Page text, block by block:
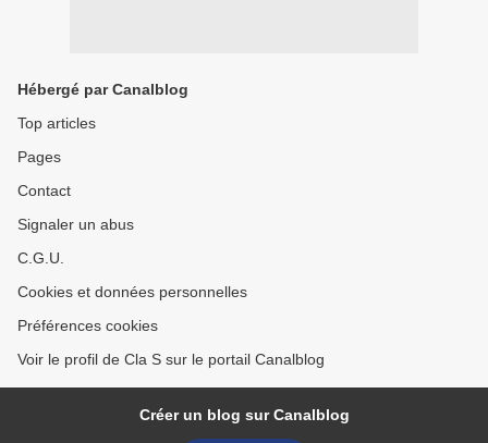
Hébergé par Canalblog
Top articles
Pages
Contact
Signaler un abus
C.G.U.
Cookies et données personnelles
Préférences cookies
Voir le profil de Cla S sur le portail Canalblog
Créer un blog sur Canalblog